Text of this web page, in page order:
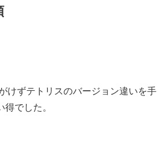
けずテトリスのバージョン違いを手
でした。